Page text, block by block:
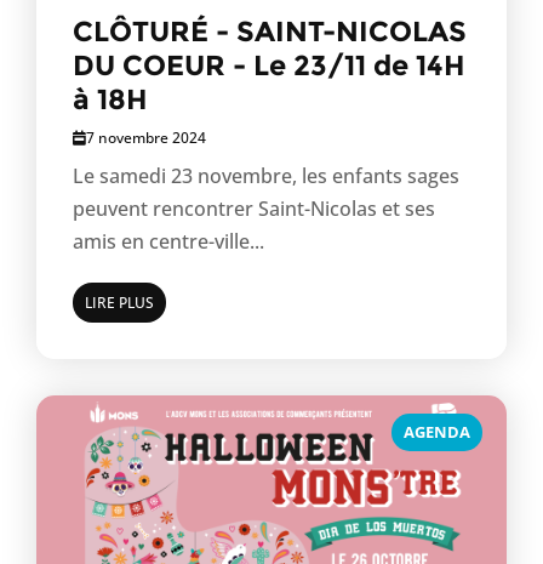
CLÔTURÉ - SAINT-NICOLAS
DU COEUR - Le 23/11 de 14H
à 18H
7 novembre 2024
Le samedi 23 novembre, les enfants sages
peuvent rencontrer Saint-Nicolas et ses
amis en centre-ville...
LIRE PLUS
AGENDA